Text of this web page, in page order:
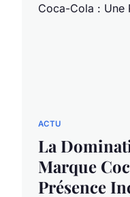
ACTU
La
Marque
Présence